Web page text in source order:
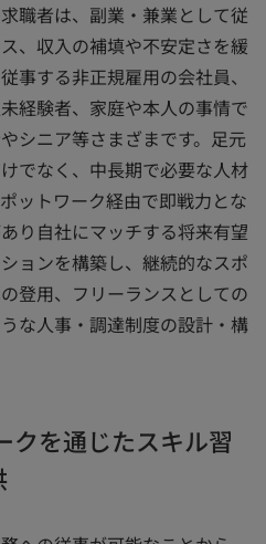
職者は、副業・兼業として従
、収入の補填や不安定さを緩
事する非正規雇用の会社員、
経験者、家庭や本人の事情で
シニア等さまざまです。足元
でなく、中長期で必要な人材
ットワーク経由で即戦力とな
り自社にマッチする将来有望
ョンを構築し、継続的なスポ
登用、フリーランスとしての
な人事・調達制度の設計・構
クを通じたスキル習